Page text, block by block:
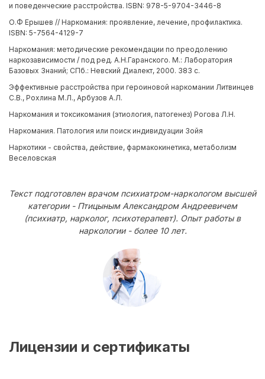
и поведенческие расстройства. ISBN: 978-5-9704-3446-8
О.Ф Ерышев // Наркомания: проявление, лечение, профилактика.
ISBN: 5-7564-4129-7
Наркомания: методические рекомендации по преодолению
наркозависимости / под ред. А.Н.Гаранского. М.: Лаборатория
Базовых Знаний; СПб.: Невский Диалект, 2000. 383 с.
Эффективные расстройства при героиновой наркомании Литвинцев
С.В., Рохлина М.Л., Арбузов А.Л.
Наркомания и токсикомания (этиология, патогенез) Рогова Л.Н.
Наркомания. Патология или поиск индивидуации Зойя
Наркотики - свойства, действие, фармакокинетика, метаболизм
Веселовская
Текст подготовлен врачом психиатром-наркологом высшей
категории - Птицыным Александром Андреевичем
(психиатр, нарколог, психотерапевт). Опыт работы в
наркологии - более 10 лет.
Лицензии и сертификаты